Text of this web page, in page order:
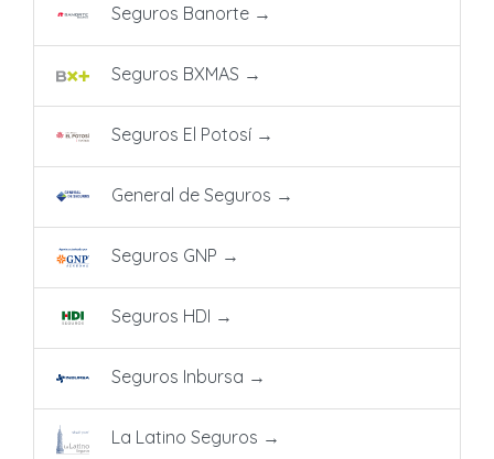
Seguros Banorte →
Seguros BXMAS →
Seguros El Potosí →
General de Seguros →
Seguros GNP →
Seguros HDI →
Seguros Inbursa →
La Latino Seguros →